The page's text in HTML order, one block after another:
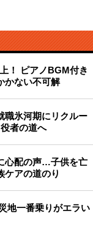
！ ピアノBGM付き
かない不可解
職氷河期にリクルー
者の道へ
心配の声…子供を亡
ケアの道のり
地一番乗りがエラい